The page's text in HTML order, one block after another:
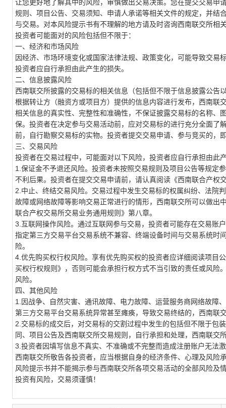
让您更好地了解其中的风险，审慎做出交易决策。您在提交交易
规则、 项目 公告、交易须知、申请人承诺等相关文件的规定，并结
与交易。对本风险提示书有不理解的地方请及时咨询西南联交所相
投资者可能面对的风险包括但不限于：
一、 经济和市场风险
因经济、市场环境变化或国家法律法规、政策变化，可能导致交易
投资者应自行承担由此产生的损失。
二、 信息披露风险
西南联交所披露的交易标的相关信息（包括但不限于信息披露公
根据转让方（融资方或项目方）提供的信息内容进行发布，西南
相关信息的真实性、完整性和准确性，不保证披露交易标的名称
保。投资者在决定参与交易活动前，应对交易标的进行充分全面
前，自行勘察交易标的实物。投资者提交交易申请、参与竞买的，
三、交易风险
投资者在交易过程中，可能面对以下风险，投资者应自行承担由此
1. 保证金不予退还风险。 投资者未按照交易规则及项目 公告等规定
不利后果。投资者在提交交易申请前，请认真阅读《西南联合产权
2. 中止、终结交易风险。 交易过程中发生交易标的权属纠纷、 法院
故障或网络故障等影响交易正常进行的情形，西南联交所可以做出
联合产权交易所交易业务通用规则》第八章。
3.互联网操作风险。 通过互联网参与交易， 投资者可能存在交易账
指定第三方交易平台交易系统不兼容、 终端设备时间与交易系统时
险。
4. 优先购买权行权风险。 享有优先购买权的投资者应详细阅读项目
买权行权规则 》，否则可能会承担行权方式不当引致的责任或风险
风险。
四、其他风险
1. 因战争、自然灾害、 通讯故障、电力故障、运营服务商网络故障、
第三方交易平台交易系统异常甚至瘫痪，导致交易终结的，西南联
2.交易标的成交后，对交易标的交割过程中发生的包括但不限于包
同、 项目公告及西南联交所交易规则 ，
自行承担和处理，西南联交
3. 投资者因填写信息不真实、不准确或不完整而造成注册账户无法
西南联交所敬告各投资者，应当根据自身的经济条件、心理及风险
风险提示书并不能揭示参与西南联交所各项交易活动的全部风险及
投资有风险，交易须谨慎！